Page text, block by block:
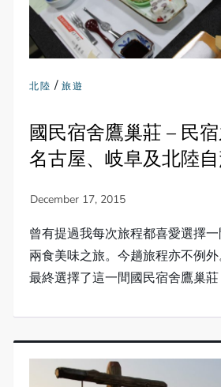
北陸 /旅遊
國民宿舍鷹巢莊 – 民
名古屋、岐阜及北陸
曾有提過我每次旅程都喜愛選擇
兩食美味之旅。今趟旅程亦不例外
最終選擇了這一間國民宿舍鷹巢莊